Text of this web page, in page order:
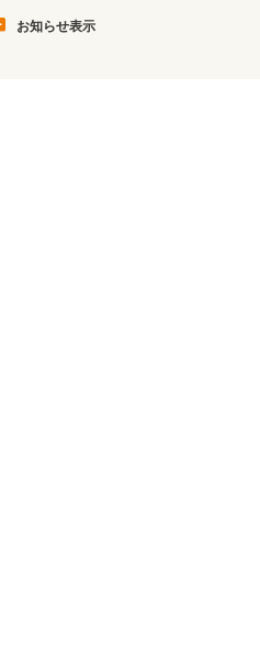
お知らせ表示